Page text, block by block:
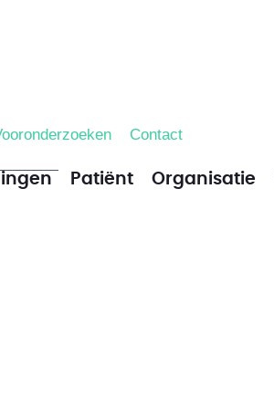
Contact
Patiënt Organisatie